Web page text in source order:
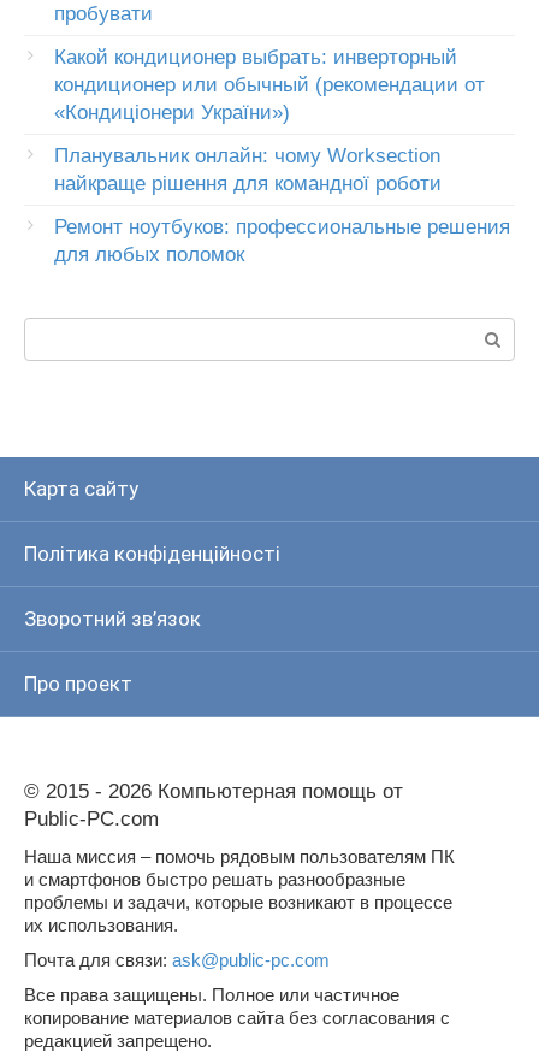
пробувати
Какой кондиционер выбрать: инверторный
кондиционер или обычный (рекомендации от
«Кондиціонери України»)
Планувальник онлайн: чому Worksection
найкраще рішення для командної роботи
Ремонт ноутбуков: профессиональные решения
для любых поломок
Карта сайту
Політика конфіденційності
Зворотний зв’язок
Про проект
© 2015 - 2026 Компьютерная помощь от
Public-PC.com
Наша миссия – помочь рядовым пользователям ПК
и смартфонов быстро решать разнообразные
проблемы и задачи, которые возникают в процессе
их использования.
Почта для связи: ask@public-pc.com
Все права защищены. Полное или частичное
копирование материалов сайта без согласования с
редакцией запрещено.